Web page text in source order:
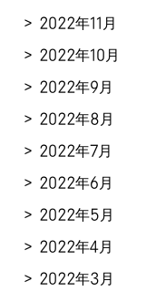
2022年11月
2022年10月
2022年9月
2022年8月
2022年7月
2022年6月
2022年5月
2022年4月
2022年3月